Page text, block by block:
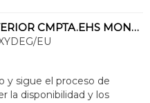
UNIDAD EXTERIOR CMPTA.EHS MONO HT LN P/REFRIGERANTE R32 CAPCD.CAL.8,0kW MONO
EU
y sigue el proceso de
la disponibilidad y los